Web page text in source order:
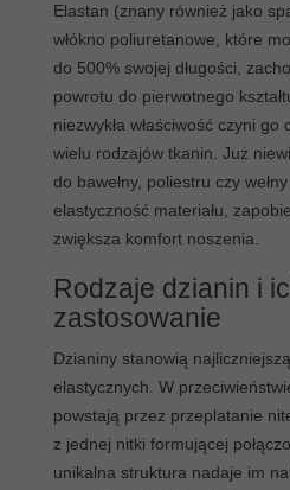
Elastan (znany również jako
włókno poliuretanowe, które
do 500% swojej długości,
powrotu do pierwotnego
niezwykła właściwość czyni
wielu rodzajów tkanin. Już
do bawełny, poliestru czy
elastyczność materiału,
zwiększa komfort noszenia.
Rodzaje dzianin i
zastosowanie
Dzianiny stanowią
elastycznych. W
powstają przez przeplatanie
z jednej nitki formującej
unikalna struktura nadaje im